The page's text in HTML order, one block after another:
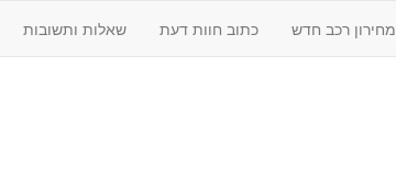
מחירון רכב חדש כתוב חוות דעת שאלות ותשובות